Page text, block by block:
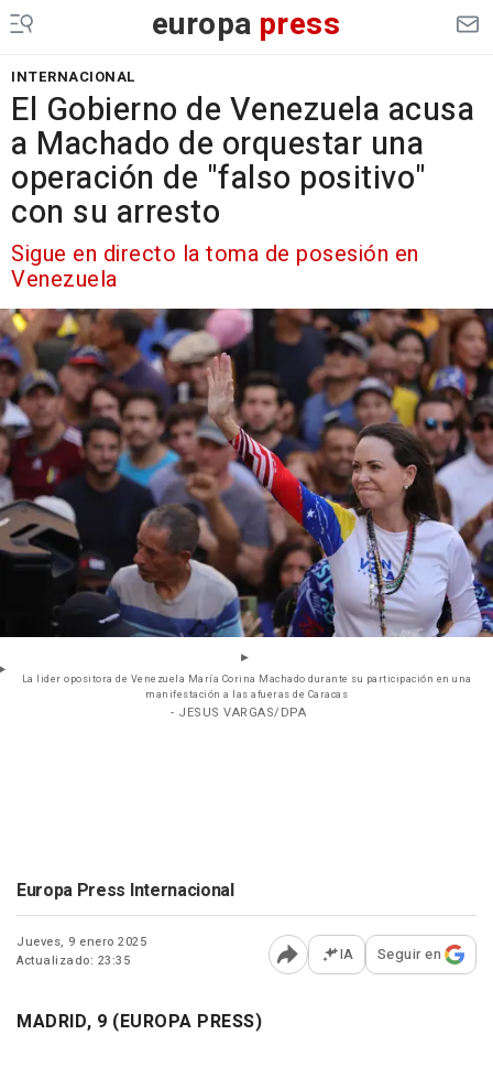
europa press
INTERNACIONAL
El Gobierno de Venezuela acusa
a Machado de orquestar una
operación de "falso positivo"
con su arresto
Sigue en directo la toma de posesión en
Venezuela
La lider opositora de Venezuela María Corina Machado durante su participación en una
manifestación a las afueras de Caracas
- JESUS VARGAS/DPA
Europa Press Internacional
Jueves, 9 enero 2025
Actualizado: 23:35
Abrir opciones para
IA Seguir en
MADRID, 9 (EUROPA PRESS)